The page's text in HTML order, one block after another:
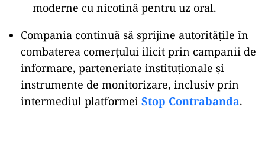
moderne cu nicotină pentru uz oral.
Compania continuă să sprijine autoritățile în
combaterea comerțului ilicit prin campanii de
informare, parteneriate instituționale și
instrumente de monitorizare, inclusiv prin
intermediul platformei Stop Contrabanda.